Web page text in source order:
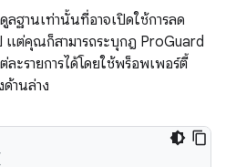
ลฐานเท่านั้นที่อาจเปิดใช้การลด
แต่คุณก็สามารถระบุกฎ ProGuard
ะรายการได้โดยใช้พร็อพเพอร์ตี้
านล่าง